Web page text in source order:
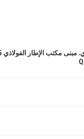
, مبنى مكتب الإطار الفولاذي Q235